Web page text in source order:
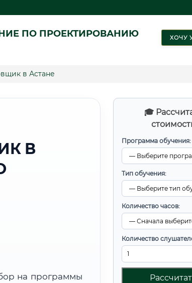
ПО ПРОЕКТИРОВАНИЮ ХОЧУ
в Астане
🎓
Программа обучения:
Тип обучения:
Количество часов:
Количество
В
на программы